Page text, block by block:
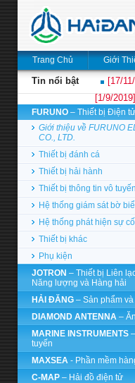
Trang Chủ Giới
Tin nổi bật
[17/
[1/9/
FURUNO – Thiết bị Điện
Giới thiệu về FURUNO
CO., LTD.
Thiết bị đánh cá
Thiết bị hải hành
Thiết bị thông tin vô tuyến
Hệ thống giám sát bờ
Hệ thống phát hiện sự
Thiết bị khác
Phụ kiện
JOTRON – Thiết bị Liên
Năng lượng và Hàng hải
HẢI ĐĂNG – Sản phẩm
DIAMOND ANTENNA –
MARINE INSTRUMENTS
tuyến
MAXSEA - Phần mềm
C-MAP – Hải đồ điện tử